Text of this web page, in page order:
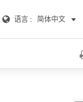
语言 : 简体中文